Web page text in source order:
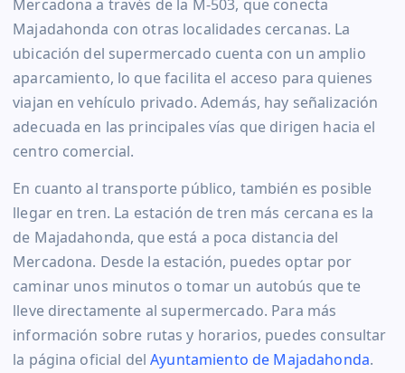
Mercadona a través de la M-503, que conecta
Majadahonda con otras localidades cercanas. La
ubicación del supermercado cuenta con un amplio
aparcamiento, lo que facilita el acceso para quienes
viajan en vehículo privado. Además, hay señalización
adecuada en las principales vías que dirigen hacia el
centro comercial.
En cuanto al transporte público, también es posible
llegar en tren. La estación de tren más cercana es la
de Majadahonda, que está a poca distancia del
Mercadona. Desde la estación, puedes optar por
caminar unos minutos o tomar un autobús que te
lleve directamente al supermercado. Para más
información sobre rutas y horarios, puedes consultar
la página oficial delAyuntamiento de Majadahonda.